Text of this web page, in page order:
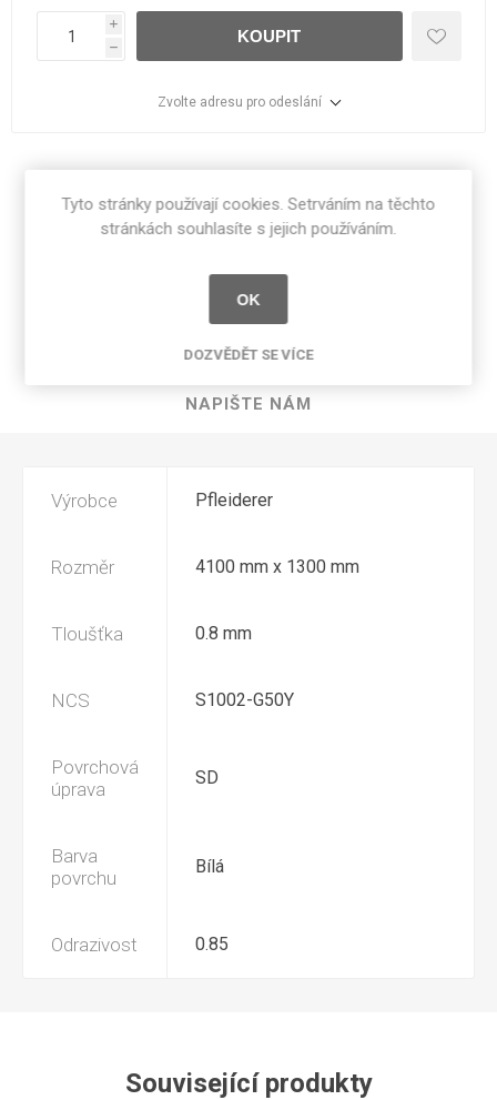
i
h
KOUPIT
Zvolte adresu pro odeslání
Sdílet:
SPECIFIKACE PRODUKTU
RECENZE
NAPIŠTE NÁM
Výrobce Pfleiderer
Rozměr 4100 mm x 1300 mm
Tloušťka 0.8 mm
NCS S1002-G50Y
Povrchová
úprava
SD
Barva
povrchu
Bílá
Odrazivost 0.85
Související produkty
Tyto stránky používají cookies. Setrváním na těchto
stránkách souhlasíte s jejich používáním.
OK
DOZVĚDĚT SE VÍCE